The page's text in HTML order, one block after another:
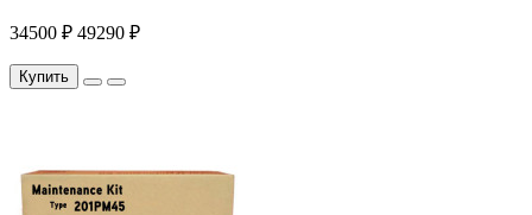
34500 ₽ 49290 ₽
Купить